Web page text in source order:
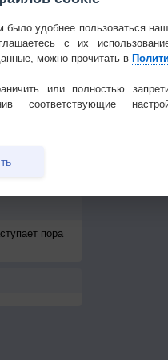
1-3
<7
км
-
3-6
<7
>10 км
> 1 км
3-6
>10 км
> 1 км
>10 км
400
пора
Частые
Гостевая
удобнее пользоваться
с их
можно прочитать в
или полностью
соответствующие